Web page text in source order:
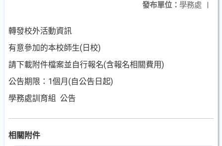
發布單位： 學務處 |
轉發校外活動資訊
有意參加的本校師生(日校)
請下載附件檔案並自行報名(含報名相關費用)
公告期限：1個月(自公告日起)
學務處訓育組 公告
相關附件